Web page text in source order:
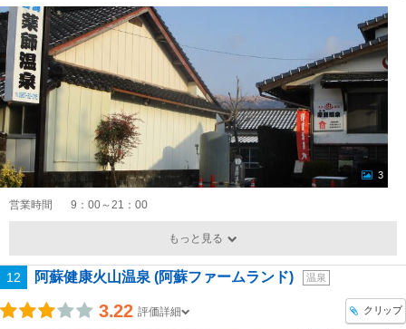
3
営業時間 9：00～21：00
もっと見る
12 阿蘇健康火山温泉 (阿蘇ファームランド) 温泉
3.22 評価詳細 クリップ